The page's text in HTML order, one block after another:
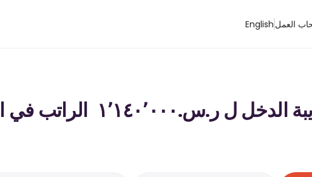
English العمل
الراتب في المملكة العربية السعودية - 2026